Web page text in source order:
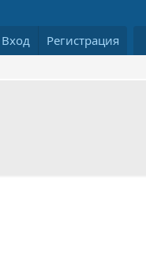
Вход Регистрация